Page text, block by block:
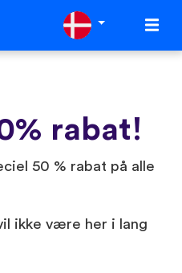
rabat!
50 % rabat på alle
ikke være her i lang